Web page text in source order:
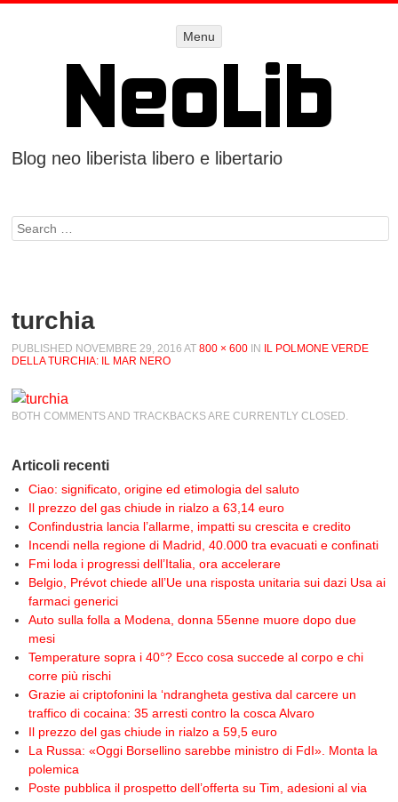
Menu
Blog neo liberista libero e libertario
Search
turchia
PUBLISHED NOVEMBRE 29, 2016 AT800 × 600 IN IL POLMONE VERDE
DELLA TURCHIA: IL MAR NERO
BOTH COMMENTS AND TRACKBACKS ARE CURRENTLY CLOSED.
Articoli recenti
Ciao: significato, origine ed etimologia del saluto
Il prezzo del gas chiude in rialzo a 63,14 euro
Confindustria lancia l’allarme, impatti su crescita e credito
Incendi nella regione di Madrid, 40.000 tra evacuati e confinati
Fmi loda i progressi dell’Italia, ora accelerare
Belgio, Prévot chiede all’Ue una risposta unitaria sui dazi Usa ai
farmaci generici
Auto sulla folla a Modena, donna 55enne muore dopo due
mesi
Temperature sopra i 40°? Ecco cosa succede al corpo e chi
corre più rischi
Grazie ai criptofonini la ‘ndrangheta gestiva dal carcere un
traffico di cocaina: 35 arresti contro la cosca Alvaro
Il prezzo del gas chiude in rialzo a 59,5 euro
La Russa: «Oggi Borsellino sarebbe ministro di FdI». Monta la
polemica
Poste pubblica il prospetto dell’offerta su Tim, adesioni al via